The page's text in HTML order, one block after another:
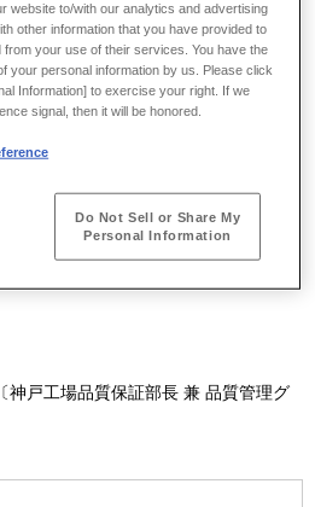
付で次のとおり人事異動を行いま
示す。（ ）は担当を示す。
術本部基本設計部基本計画第二グル
ェクト担当）〔技術本部基本設計部
戸工場品質保証部長 兼 品質管理グ
website to/with our analytics and advertising
other information that you have provided to
your use of their services. You have the
your personal information by us. Please click
Information] to exercise your right. If we
signal, then it will be honored.
Do Not Sell or Share My
Personal Information